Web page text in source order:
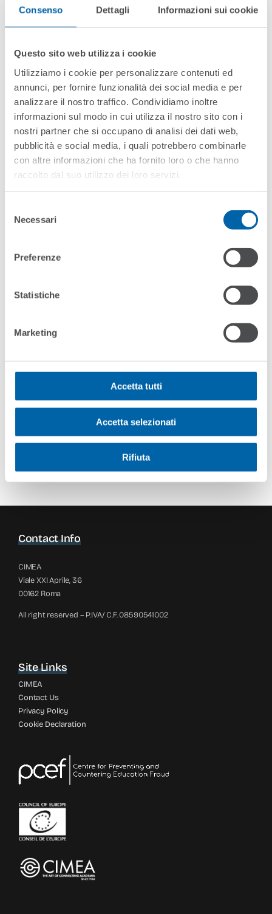
Consenso Dettagli Informazioni sui cookie
Questo sito web utilizza i cookie
Utilizziamo i cookie per personalizzare contenuti ed
annunci, per fornire funzionalità dei social media e per
analizzare il nostro traffico. Condividiamo inoltre
informazioni sul modo in cui utilizza il nostro sito con i
nostri partner che si occupano di analisi dei dati web,
pubblicità e social media, i quali potrebbero combinarle
con altre informazioni che ha fornito loro o che hanno
raccolto dal suo utilizzo dei loro servizi.
delNecessari
Preferenze
Statistiche
Marketing
Accetta tutti
Accetta selezionati
Rifiuta
Hiring Specialized Talents For
Contact Info
CIMEA
Viale XXI Aprile, 36
00162 Roma
All right reserved – P.IVA/ C.F. 08590541002
Site Links
CIMEA
Contact Us
Privacy Policy
Cookie Declaration